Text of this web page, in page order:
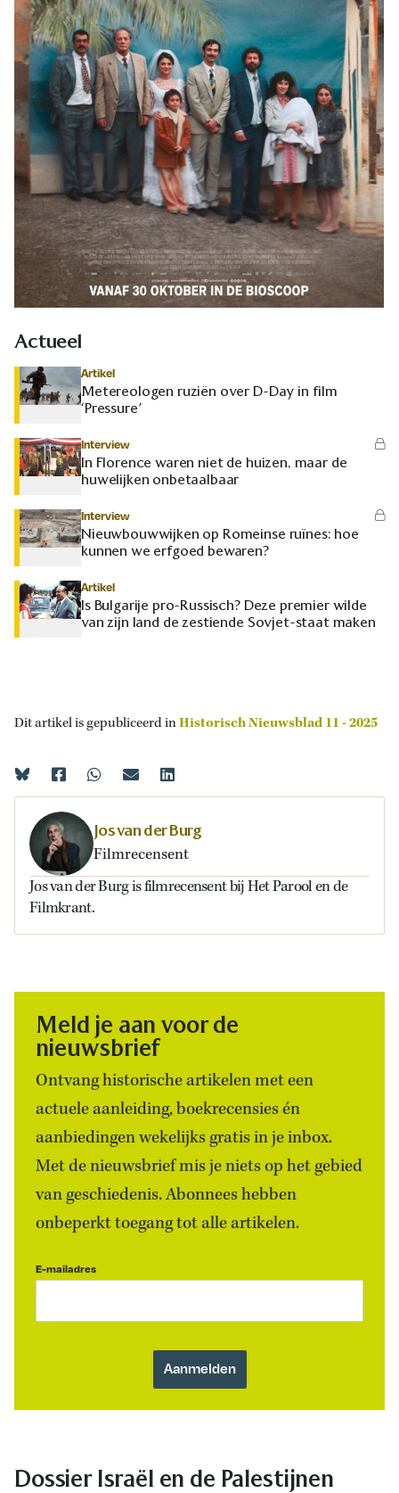
Actueel
Artikel
Metereologen ruziën over D-Day in film
‘Pressure’
Interview
In Florence waren niet de huizen, maar de
huwelijken onbetaalbaar
Interview
Nieuwbouwwijken op Romeinse ruïnes: hoe
kunnen we erfgoed bewaren?
Artikel
Is Bulgarije pro-Russisch? Deze premier wilde
van zijn land de zestiende Sovjet-staat maken
Dit artikel is gepubliceerd inHistorisch Nieuwsblad 11 - 2025
Jos van der Burg
Filmrecensent
Jos van der Burg is filmrecensent bij Het Parool en de
Filmkrant.
Meld je aan voor de
nieuwsbrief
Ontvang historische artikelen met een
actuele aanleiding, boekrecensies én
aanbiedingen wekelijks gratis in je inbox.
Met de nieuwsbrief mis je niets op het gebied
van geschiedenis. Abonnees hebben
onbeperkt toegang tot alle artikelen.
E-mailadres
Dossier Israël en de Palestijnen